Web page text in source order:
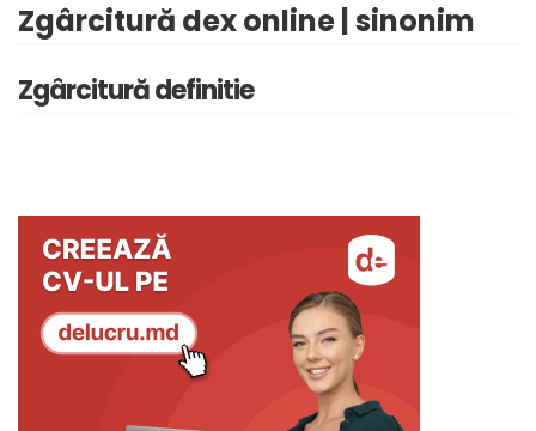
Zgârcitură dex online | sinonim
Zgârcitură definitie